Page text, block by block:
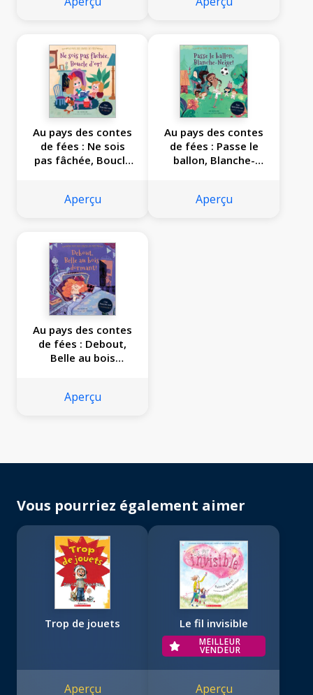
Au pays des contes
de fées : Ne sois
pas fâchée, Boucle
Aperçu
Au pays des contes
de fées : Passe le
ballon, Blanche-
Aperçu
Au pays des contes
de fées : Debout,
Belle au bois
Aperçu
Vous pourriez également aimer
Trop de jouets
Aperçu
Le fil invisible
MEILLEUR
VENDEUR
Aperçu